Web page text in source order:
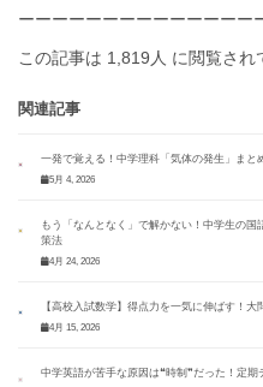
ーーーーーーーーーーーーーー
この記事は 1,819人 に閲覧され
関連記事
一発で覚える！中学理科「気体の発生」まと
5月 4, 2026
もう「なんとなく」で解かない！中学生の
策法
4月 24, 2026
【高校入試数学】得点力を一気に伸ばす！
4月 15, 2026
中学英語が苦手な原因は❝時制❞だった！定